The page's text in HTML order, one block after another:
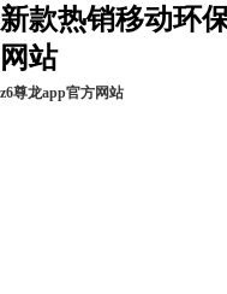
新款热销移动环
网站
z6尊龙app官方网站